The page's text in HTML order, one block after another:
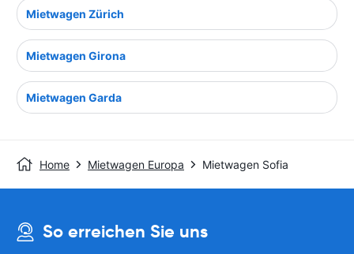
Mietwagen Zürich
Mietwagen Girona
Mietwagen Garda
Home Mietwagen Europa Mietwagen Sofia
So erreichen Sie uns